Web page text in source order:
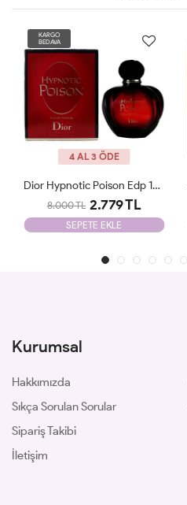
KARGO
BEDAVA
4 AL 3 ÖDE
Amouage Guidance 46 Extrait De Parfum JLT
9.700 TL 3.240 TL
SEPETE EKLE
Kurumsal
Hakkımızda
Sıkça Sorulan Sorular
Sipariş Takibi
İletişim